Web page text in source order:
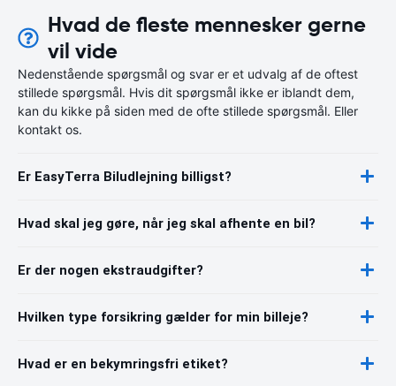
Hvad de fleste mennesker gerne
vil vide
Nedenstående spørgsmål og svar er et udvalg af de oftest
stillede spørgsmål. Hvis dit spørgsmål ikke er iblandt dem,
kan du kikke på siden med de ofte stillede spørgsmål. Eller
kontakt os.
Er EasyTerra Biludlejning billigst?
Hvad skal jeg gøre, når jeg skal afhente en bil?
Er der nogen ekstraudgifter?
Hvilken type forsikring gælder for min billeje?
Hvad er en bekymringsfri etiket?